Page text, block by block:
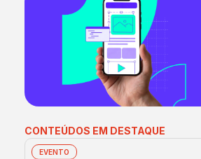
CONTEÚDOS EM DESTAQUE
EVENTO